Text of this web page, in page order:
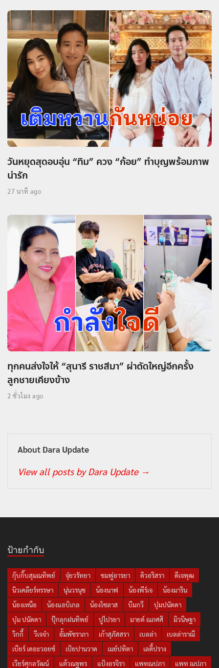
วันหยุดสุดอบอุ่น “ทิม” ควง “ก้อย” ทำบุญพร้อมภาพ
น่ารัก
27 นาที ago
ทุกคนส่งใจให้ “สุนารี ราชสีมา” ผ่าตัดใหญ่อีกครั้ง
ลูกชายเคียงข้าง
2 ชั่วโมง ago
About Dara Update
View all posts by Dara Update →
ป้ายกำกับ
กุ๊บกิ๊บสุมณทิพย์ จุ๋ยวรัทยา ชมพู่อารยา ดิวอริสรา
ดีเจพุฒ
นิวเคลียร์หรรษา
นุ่นวรนุช น้องนาฟ น้องพีร์เจ
น้องมาริน
น้องเหนือ
น้องแอบิเกล น้องไซลาส บีมกวี
บุ๋มปนัดดา
บุ๋ม ปนัดดา
ปุ๊กลุกฝนทิพย์ ปูไปรยา มายด์ ณภศศิ
มิวนิษฐา
วิกกี้
วีเจจ๋า อั้มพัชราภา เก้าสุภัสสรา เบลล่า
เบลล่าราณี
เบียร์ เดอะวอยซ์
เป้ยปานวาด เมย์ปทิดา
เลดี้ปราง
เวียร์ศุกลวัฒน์
แต้วณฐพร แป้งอรจิรา แพทณปภา
แพท ณปภา